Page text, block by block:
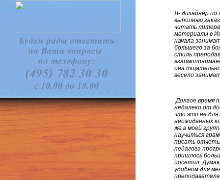
Я- дизайнер по
выполняю
читать
материалы в
начала
большего за
стиль
она
весело
Долгое время
недалеко от
что это не для
неожиданных
же в моей
научиться
писать отчеты
педагога
пришлось
посетил.
удобном для